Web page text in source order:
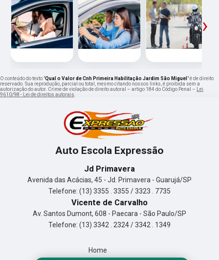
‹ ›
O conteúdo do texto "Qual o Valor de Cnh Primeira Habilitação Jardim São Miguel " é de direito
reservado. Sua reprodução, parcial ou total, mesmo citando nossos links, é proibida sem a
autorização do autor. Crime de violação de direito autoral – artigo 184 do Código Penal –
Lei
9610/98 - Lei de direitos autorais
Auto Escola Expressão
Jd Primavera
Avenida das Acácias, 45 - Jd. Primavera - Guarujá/SP
Telefone: (13) 3355 . 3355 / 3323 . 7735
Vicente de Carvalho
Av. Santos Dumont, 608 - Paecara - São Paulo/SP
Telefone: (13) 3342 . 2324 / 3342 . 1349
Home